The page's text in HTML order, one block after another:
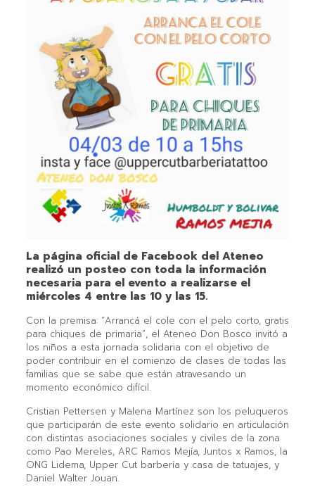
La página oficial de Facebook del Ateneo
realizó un posteo con toda la información
necesaria para el evento a realizarse el
miércoles 4 entre las 10 y las 15.
Con la premisa: “Arrancá el cole con el pelo corto, gratis
para chiques de primaria”, el Ateneo Don Bosco invitó a
los niños a esta jornada solidaria con el objetivo de
poder contribuir en el comienzo de clases de todas las
familias que se sabe que están atravesando un
momento económico difícil.
Cristian Pettersen y Malena Martínez son los peluqueros
que participarán de este evento solidario en articulación
con distintas asociaciones sociales y civiles de la zona
como Pao Mereles, ARC Ramos Mejía, Juntos x Ramos, la
ONG Lidema, Upper Cut barbería y casa de tatuajes, y
Daniel Walter Jouan.